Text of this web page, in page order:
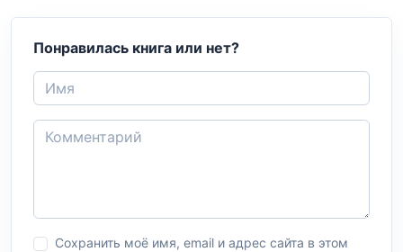
Понравилась книга или нет?
Сохранить моё имя, email и адрес сайта в этом